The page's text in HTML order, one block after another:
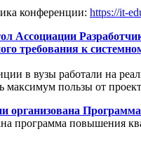
конференции: https://it-
Ассоциации
требования к
в вузы работали на
максимум пользы от
организована
программа повышения